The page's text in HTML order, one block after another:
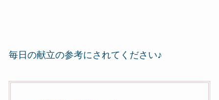
毎日の献立の参考にされてください♪